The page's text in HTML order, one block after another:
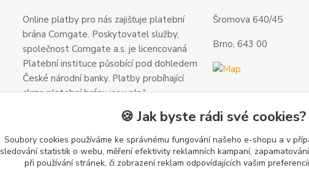
Online platby pro nás zajišťuje platební
brána Comgate. Poskytovatel služby,
společnost Comgate a.s. je licencovaná
Platební instituce působící pod dohledem
České národní banky. Platby probíhající
skrze platební bránu jsou plně
zabezpečeny a veškeré informace jsou
šifrovány. Další informace a kontakty
nawww.comgate.cz.
Šromova 640/45
Brno, 643 00
🍪 Jak byste rádi své cookies?
Soubory cookies používáme ke správnému fungování našeho e-shopu a v
sledování statistik o webu, měření efektivity reklamních kampaní,
při používání stránek, či zobrazení reklam odpovídajících vašim